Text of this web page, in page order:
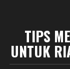
TIPS
UNTUK